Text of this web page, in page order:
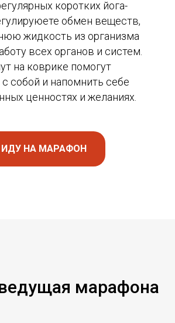
коротких йога-
обмен веществ,
жидкость из организма
всех органов и систем.
на коврике помогут
собой и напомнить себе
ценностях и желаниях.
ИДУ НА МАРАФОН
марафона